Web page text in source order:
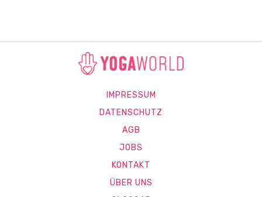
IMPRESSUM
DATENSCHUTZ
AGB
JOBS
KONTAKT
ÜBER UNS